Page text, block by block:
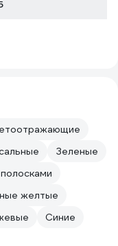
Зеленые
желтые
Синие